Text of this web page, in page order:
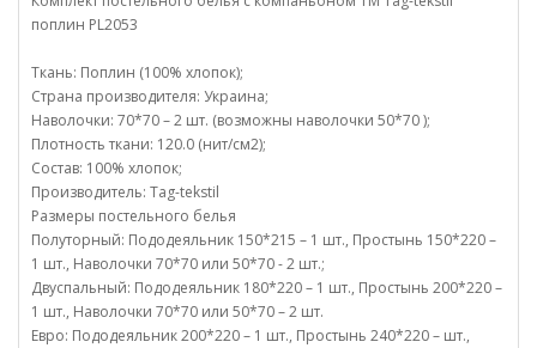
поплин PL2053
Ткань: Поплин (100% хлопок);
Страна производителя: Украина;
Наволочки: 70*70 – 2 шт. (возможны наволочки 50*70 );
Плотность ткани: 120.0 (нит/см2);
Состав: 100% хлопок;
Производитель: Tag-tekstil
Размеры постельного белья
Полуторный: Пододеяльник 150*215 – 1 шт., Простынь 150*220 –
1 шт., Наволочки 70*70 или 50*70 - 2 шт.;
Двуспальный: Пододеяльник 180*220 – 1 шт., Простынь 200*220 –
1 шт., Наволочки 70*70 или 50*70 – 2 шт.
Евро: Пододеяльник 200*220 – 1 шт., Простынь 240*220 – шт.,